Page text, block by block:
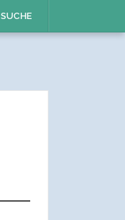
SUCHE